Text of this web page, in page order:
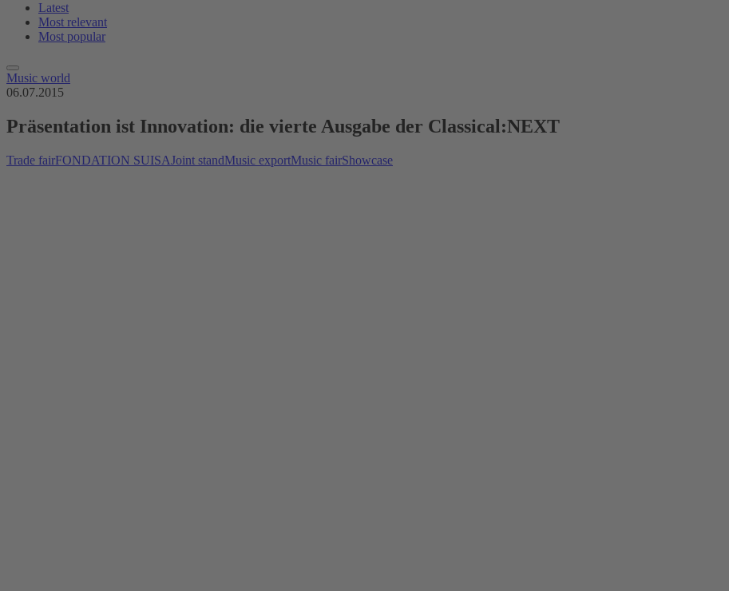
Latest
Most relevant
Most popular
Music world
06.07.2015
Präsentation ist Innovation: die vierte Ausgabe der Classical:NEXT
Trade fairFONDATION SUISAJoint standMusic exportMusic fairShowcase